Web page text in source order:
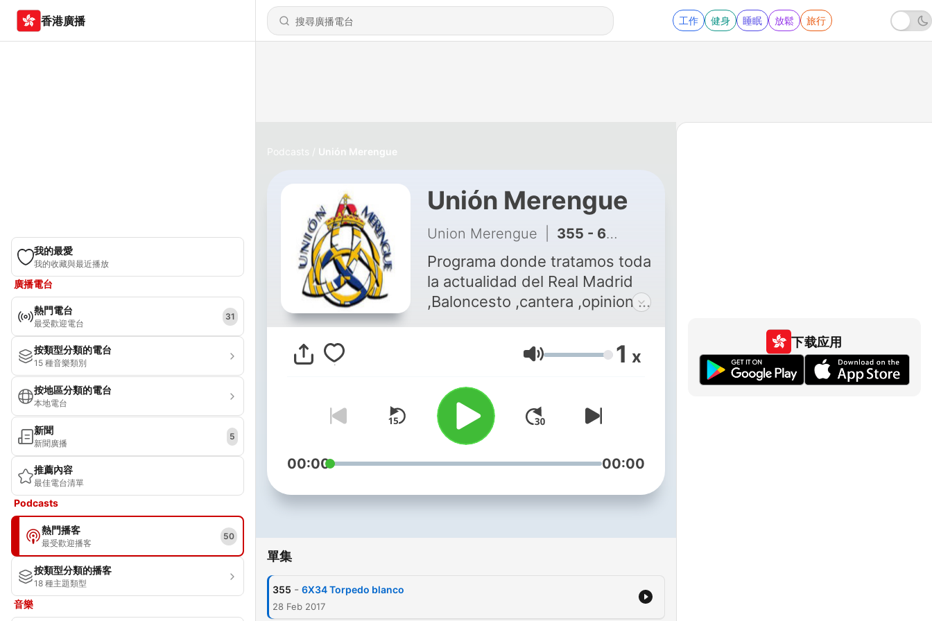
香港廣播 工作 健身 睡眠 放鬆 旅行
我的最愛
我的收藏與最近播放
廣播電台
熱門電台
最受歡迎電台
31
按類型分類的電台
15 種音樂類別
按地區分類的電台
本地電台
新聞
新聞廣播
5
推薦內容
最佳電台清單
Podcasts
熱門播客
最受歡迎播客
50
按類型分類的播客
18 種主題類型
音樂
Podcasts Unión Merengue
Unión Merengue
Union Merengue 355 - 6X34 Torpedo blanco
Programa donde tratamos toda
la actualidad del Real Madrid
,Baloncesto ,cantera ,opinion y
音量 1 x
00:00 00:00
單集
355 - 6X34 Torpedo blanco
28 Feb 2017
下载应用